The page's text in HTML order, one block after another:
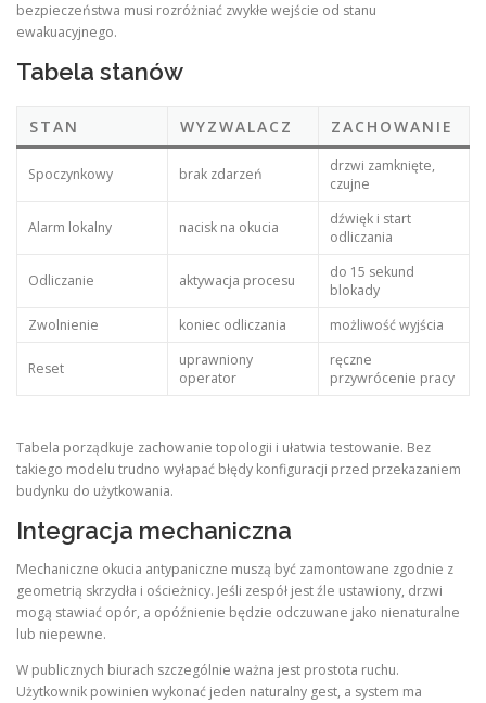
bezpieczeństwa musi rozróżniać zwykłe wejście od stanu
ewakuacyjnego.
Tabela stanów
STAN WYZWALACZ ZACHOWANIE
Spoczynkowy brak zdarzeń
drzwi zamknięte,
czujne
Alarm lokalny nacisk na okucia
dźwięk i start
odliczania
Odliczanie aktywacja procesu
do 15 sekund
blokady
Zwolnienie
koniec odliczania możliwość wyjścia
Reset
uprawniony
operator
ręczne
przywrócenie pracy
Tabela porządkuje zachowanie topologii i ułatwia testowanie. Bez
takiego modelu trudno wyłapać błędy konfiguracji przed przekazaniem
budynku do użytkowania.
Integracja mechaniczna
Mechaniczne okucia antypaniczne muszą być zamontowane zgodnie z
geometrią skrzydła i ościeżnicy. Jeśli zespół jest źle ustawiony, drzwi
mogą stawiać opór, a opóźnienie będzie odczuwane jako nienaturalne
lub niepewne.
W publicznych biurach szczególnie ważna jest prostota ruchu.
Użytkownik powinien wykonać jeden naturalny gest, a system ma